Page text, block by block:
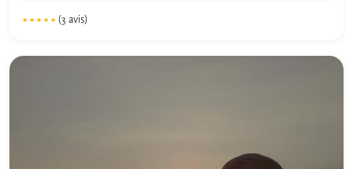
★★★★★
★★★★★ (3 avis)